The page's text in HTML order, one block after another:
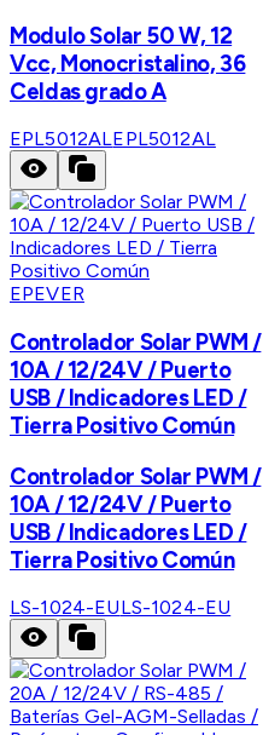
Modulo Solar 50 W, 12
Vcc, Monocristalino, 36
Celdas grado A
EPL5012ALEPL5012AL
EPEVER
Controlador Solar PWM /
10A / 12/24V / Puerto
USB / Indicadores LED /
Tierra Positivo Común
Controlador Solar PWM /
10A / 12/24V / Puerto
USB / Indicadores LED /
Tierra Positivo Común
LS-1024-EULS-1024-EU